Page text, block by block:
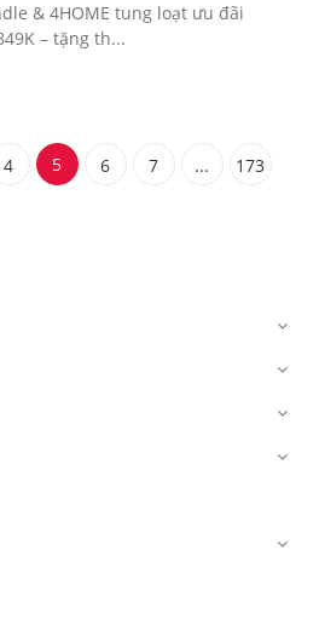
& 4HOME tung loạt ưu đãi
– tặng th...
4 5 6 7 ... 173